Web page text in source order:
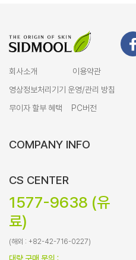
회사소개 이용약관
영상정보처리기기 운영/관리 방침
무이자 할부 혜택
PC버전
COMPANY INFO
CS CENTER
1577-9638 (유
료)
(해외 : +82-42-716-0227)